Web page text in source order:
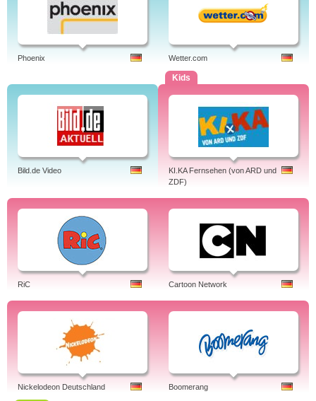
Phoenix Wetter.com
Bild.de Video
Kids
KI.KA Fernsehen (von ARD und
ZDF)
RiC Cartoon Network
Nickelodeon Deutschland Boomerang